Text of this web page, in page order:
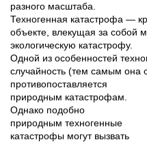
разного масштаба.
Техногенная катастрофа —
объекте, влекущая за собой
экологическую катастрофу.
Одной из особенностей
случайность (тем самым она
противопоставляется
природным катастрофам.
Однако подобно
природным техногенные
катастрофы могут вызвать